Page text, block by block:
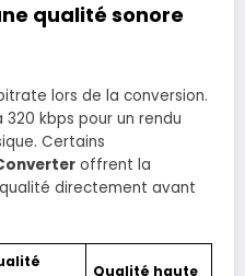
qualité sonore
lors de la conversion.
320 kbps pour un rendu
Certains
offrent la
directement avant
Qualité haute